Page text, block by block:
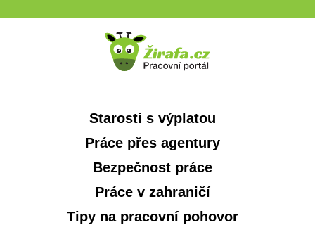
Starosti s výplatou
Práce přes agentury
Bezpečnost práce
Práce v zahraničí
Tipy na pracovní pohovor